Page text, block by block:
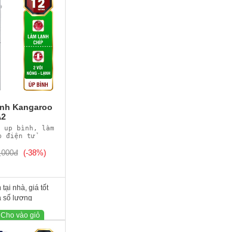
Kangaroo
up bình, làm
điện tử
(-38%)
tại nhà, giá tốt
số lượng
Cho vào giỏ